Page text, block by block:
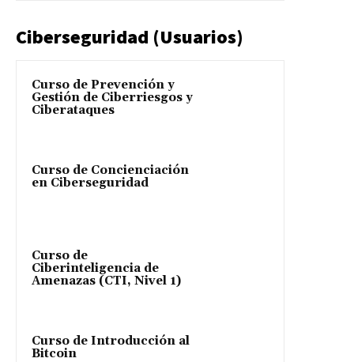
Ciberseguridad (Usuarios)
Curso de Prevención y
Gestión de Ciberriesgos y
Ciberataques
Curso de Concienciación
en Ciberseguridad
Curso de
Ciberinteligencia de
Amenazas (CTI, Nivel 1)
Curso de Introducción al
Bitcoin